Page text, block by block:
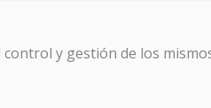
y gestión de los